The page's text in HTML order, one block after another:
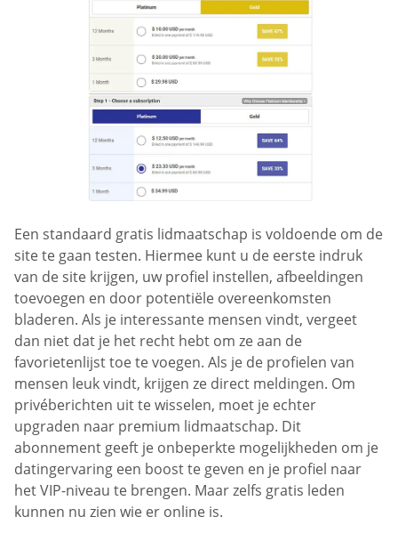
Een standaard gratis lidmaatschap is voldoende om de
site te gaan testen. Hiermee kunt u de eerste indruk
van de site krijgen, uw profiel instellen, afbeeldingen
toevoegen en door potentiële overeenkomsten
bladeren. Als je interessante mensen vindt, vergeet
dan niet dat je het recht hebt om ze aan de
favorietenlijst toe te voegen. Als je de profielen van
mensen leuk vindt, krijgen ze direct meldingen. Om
privéberichten uit te wisselen, moet je echter
upgraden naar premium lidmaatschap. Dit
abonnement geeft je onbeperkte mogelijkheden om je
datingervaring een boost te geven en je profiel naar
het VIP-niveau te brengen. Maar zelfs gratis leden
kunnen nu zien wie er online is.